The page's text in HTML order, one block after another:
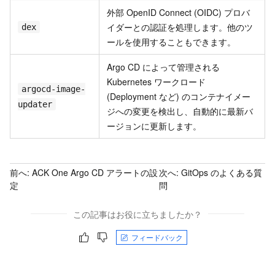
dex
外部 OpenID Connect (OIDC) プロバ
イダーとの認証を処理します。他のツ
ールを使用することもできます。
argocd-image-
updater
Argo CD によって管理される
Kubernetes ワークロード
(Deployment など) のコンテナイメー
ジへの変更を検出し、自動的に最新バ
ージョンに更新します。
前へ: ACK One Argo CD アラートの設
定
次へ: GitOps のよくある質
問
この記事はお役に立ちましたか？
フィードバック